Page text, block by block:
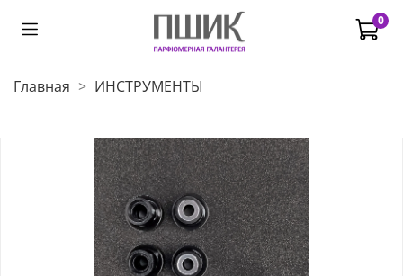
0
Главная ИНСТРУМЕНТЫ